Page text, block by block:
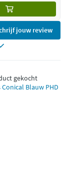
jouw review
gekocht
Blauw PHD